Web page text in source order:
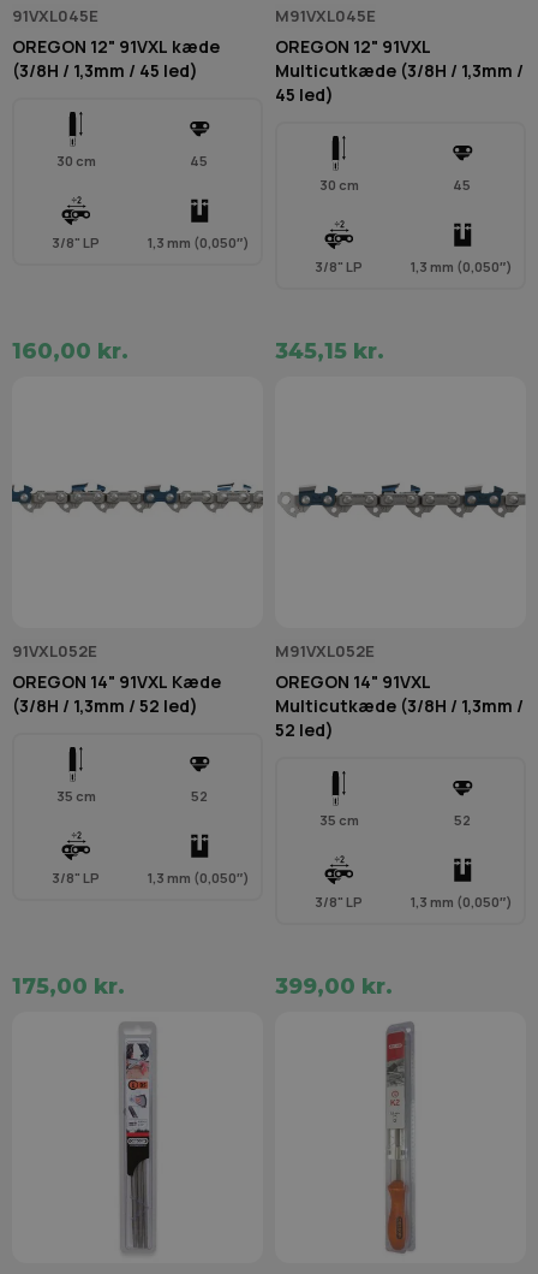
91VXL045E
OREGON 12" 91VXL kæde
(3/8H / 1,3mm / 45 led)
30 cm 45
3/8" LP 1,3 mm (0,050″)
160,00 kr.
M91VXL045E
OREGON 12" 91VXL
Multicutkæde (3/8H / 1,3mm /
45 led)
30 cm 45
3/8" LP 1,3 mm (0,050″)
345,15 kr.
91VXL052E
OREGON 14" 91VXL Kæde
(3/8H / 1,3mm / 52 led)
35 cm 52
3/8" LP 1,3 mm (0,050″)
175,00 kr.
M91VXL052E
OREGON 14" 91VXL
Multicutkæde (3/8H / 1,3mm /
52 led)
35 cm 52
3/8" LP 1,3 mm (0,050″)
399,00 kr.